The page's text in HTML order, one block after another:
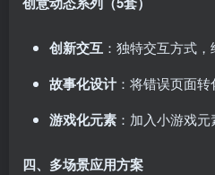
创新交互 ：独特交互方式
故事化设计：将错误页面
游戏化元素 ：加入小游戏
四、多场景应用方案